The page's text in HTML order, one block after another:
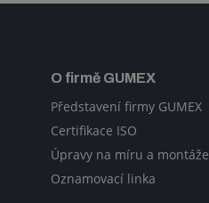
O firmě GUMEX
Představení firmy GUMEX
Certifikace ISO
Úpravy na míru a montáže
Oznamovací linka